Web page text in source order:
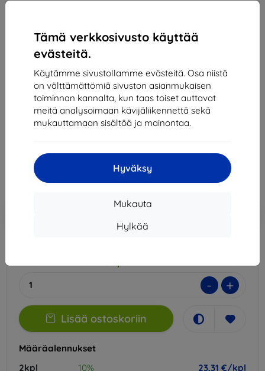
Tämä verkkosivusto käyttää
evästeitä.
Käytämme sivustollamme evästeitä. Osa niistä
on välttämättömiä sivuston asianmukaisen
toiminnan kannalta, kun taas toiset auttavat
meitä analysoimaan kävijäliikennettä sekä
mukauttamaan sisältöä ja mainontaa.
Hyväksy
Mukauta
Hylkää
3mk Paper Feeling Protective film for Xiaomi Pad
6/6 Pro
Xiaomi Pad 6 Xiaomi Pad 6 Pro
23,31 €
Hinta ilman ALV:tä
Alennus kupongilla
- +
Lisää ostoskoriin
Määräalennukset
2kpl
10% 23,31 €/kpl